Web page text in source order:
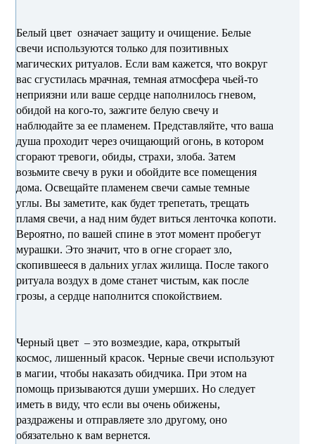
Белый цвет означает защиту и очищение. Белые
свечи используются только для позитивных
магических ритуалов. Если вам кажется, что вокруг
вас сгустилась мрачная, темная атмосфера чьей-то
неприязни или ваше сердце наполнилось гневом,
обидой на кого-то, зажгите белую свечу и
наблюдайте за ее пламенем. Представляйте, что ваша
душа проходит через очищающий огонь, в котором
сгорают тревоги, обиды, страхи, злоба. Затем
возьмите свечу в руки и обойдите все помещения
дома. Освещайте пламенем свечи самые темные
углы. Вы заметите, как будет трепетать, трещать
пламя свечи, а над ним будет виться ленточка копоти.
Вероятно, по вашей спине в этот момент пробегут
мурашки. Это значит, что в огне сгорает зло,
скопившееся в дальних углах жилища. После такого
ритуала воздух в доме станет чистым, как после
грозы, а сердце наполнится спокойствием.
Черный цвет – это возмездие, кара, открытый
космос, лишенный красок. Черные свечи используют
в магии, чтобы наказать обидчика. При этом на
помощь призываются души умерших. Но следует
иметь в виду, что если вы очень обижены,
раздражены и отправляете зло другому, оно
обязательно к вам вернется.